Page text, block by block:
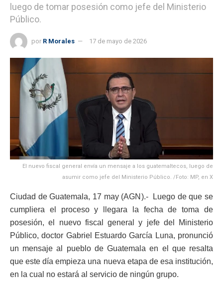
luego de tomar posesión como jefe del Ministerio
Público.
por R Morales 17 de mayo de 2026
El nuevo fiscal general envía un mensaje a los guatemaltecos, luego de
asumir como jefe del Ministerio Público. /Foto: MP, en X
Ciudad de Guatemala, 17 may (AGN).- Luego de que se
cumpliera el proceso y llegara la fecha de toma de
posesión, el nuevo fiscal general y jefe del Ministerio
Público, doctor Gabriel Estuardo García Luna, pronunció
un mensaje al pueblo de Guatemala en el que resalta
que este día empieza una nueva etapa de esa institución,
en la cual no estará al servicio de ningún grupo.